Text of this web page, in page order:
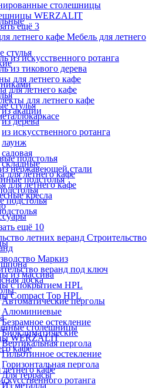
столешницы
WERZALIT
ещё 3
Мебель для летнего
из искусственного ротанга
из тикового дерева
для летнего кафе
для летнего кафе
для летнего кафе
из акации
из дерева
из искусственного ротанга
лаунж
садовая
складные
для летнего кафе
для летнего кафе
кресла
ещё 10
Строительство
Маркиз
веранд под ключ
доска
Автоматические перголы
Алюминиевые
Безрамное остекление
Биоклиматические
Вертикальная пергола
Гильотинное остекление
Горизонтальная пергола
Для террасы
Из металла
стулья
стулья
подстолья
нержавеющей стали
подстолья
подстолья
шпона
из массива
с покрытием HPL
Сompact Top HPL
столешницы
WERZALIT
кафе
кафе
ротанга